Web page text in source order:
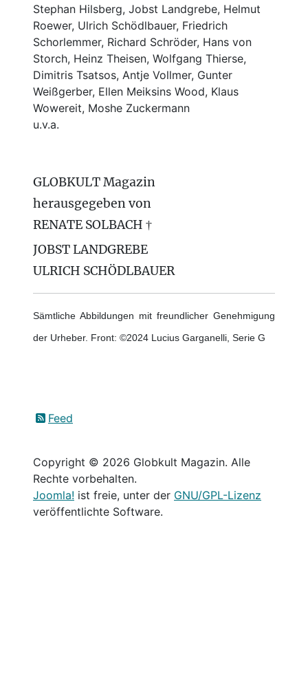
Stephan Hilsberg, Jobst Landgrebe, Helmut
Roewer, Ulrich Schödlbauer, Friedrich
Schorlemmer, Richard Schröder, Hans von
Storch, Heinz Theisen, Wolfgang Thierse,
Dimitris Tsatsos, Antje Vollmer, Gunter
Weißgerber, Ellen Meiksins Wood, Klaus
Wowereit, Moshe Zuckermann
u.v.a.
GLOBKULT Magazin
herausgegeben von
RENATE SOLBACH †
JOBST LANDGREBE
ULRICH SCHÖDLBAUER
Sämtliche Abbildungen mit freundlicher Genehmigung
der Urheber. Front: ©2024 Lucius Garganelli, Serie G
Feed
Copyright © 2026 Globkult Magazin. Alle
Rechte vorbehalten.
Joomla! ist freie, unter der GNU/GPL-Lizenz
veröffentlichte Software.